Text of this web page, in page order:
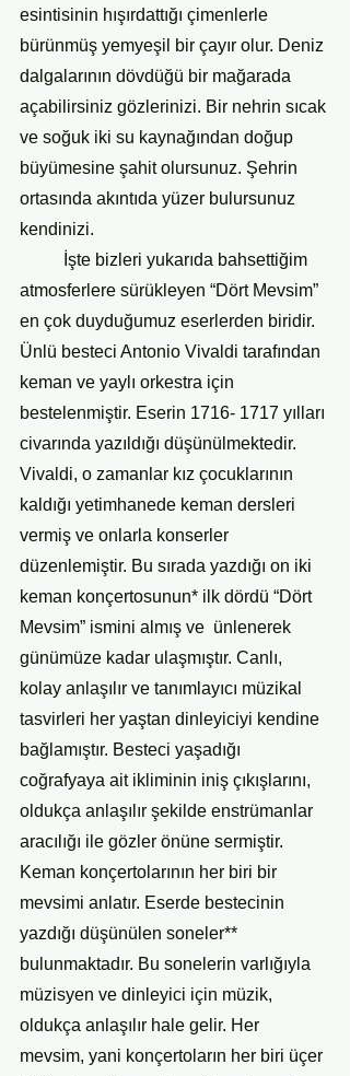
esintisinin hışırdattığı çimenlerle
bürünmüş yemyeşil bir çayır olur. Deniz
dalgalarının dövdüğü bir mağarada
açabilirsiniz gözlerinizi. Bir nehrin sıcak
ve soğuk iki su kaynağından doğup
büyümesine şahit olursunuz. Şehrin
ortasında akıntıda yüzer bulursunuz
kendinizi.
atmosferlere sürükleyen “Dört Mevsim”
en çok duyduğumuz eserlerden biridir.
Ünlü besteci Antonio Vivaldi tarafından
keman ve yaylı orkestra için
bestelenmiştir. Eserin 1716- 1717 yılları
civarında yazıldığı düşünülmektedir.
Vivaldi, o zamanlar kız çocuklarının
kaldığı yetimhanede keman dersleri
vermiş ve onlarla konserler
düzenlemiştir. Bu sırada yazdığı on iki
keman konçertosunun* ilk dördü “Dört
Mevsim” ismini almış ve  ünlenerek
günümüze kadar ulaşmıştır. Canlı,
kolay anlaşılır ve tanımlayıcı müzikal
tasvirleri her yaştan dinleyiciyi kendine
bağlamıştır. Besteci yaşadığı
coğrafyaya ait ikliminin iniş çıkışlarını,
oldukça anlaşılır şekilde enstrümanlar
aracılığı ile gözler önüne sermiştir.
Keman konçertolarının her biri bir
mevsimi anlatır. Eserde bestecinin
yazdığı düşünülen soneler**
bulunmaktadır. Bu sonelerin varlığıyla
müzisyen ve dinleyici için müzik,
oldukça anlaşılır hale gelir. Her
mevsim, yani konçertoların her biri üçer